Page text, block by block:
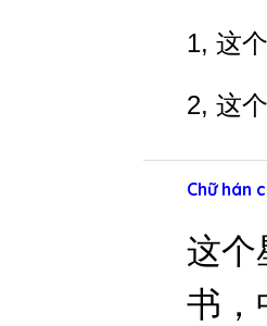
m
h
n
h
1, 这
2, 这
Chữ hán
这个
书，